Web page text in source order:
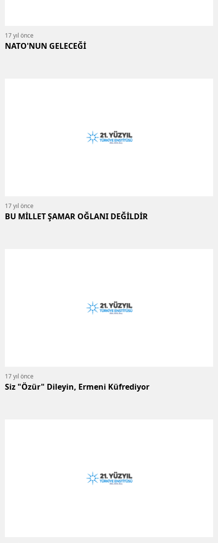
17 yıl önce
NATO'NUN GELECEĞİ
17 yıl önce
BU MİLLET ŞAMAR OĞLANI DEĞİLDİR
17 yıl önce
Siz "Özür" Dileyin, Ermeni Küfrediyor